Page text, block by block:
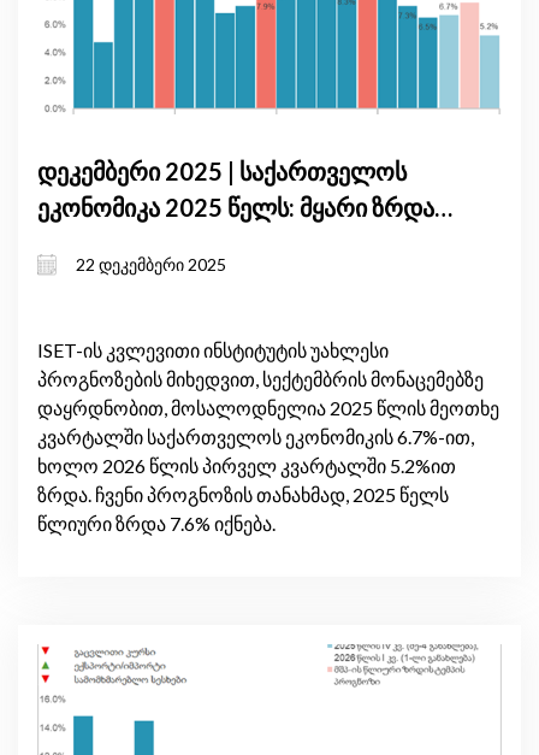
დეკემბერი 2025 | საქართველოს
ეკონომიკა 2025 წელს: მყარი ზრდა,
რისკები
22 დეკემბერი 2025
ISET-ის კვლევითი ინსტიტუტის უახლესი
პროგნოზების მიხედვით, სექტემბრის მონაცემებზე
დაყრდნობით, მოსალოდნელია 2025 წლის მეოთხე
კვარტალში საქართველოს ეკონომიკის 6.7%-ით,
ხოლო 2026 წლის პირველ კვარტალში 5.2%ით
ზრდა. ჩვენი პროგნოზის თანახმად, 2025 წელს
წლიური ზრდა 7.6% იქნება.